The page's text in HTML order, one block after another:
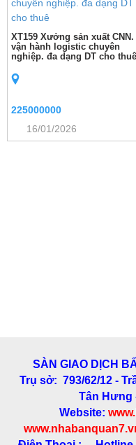
XT159 Xưởng sản xuất CNN.
vận hành logistic chuyên
nghiệp. đa dạng DT cho thuê
225000000
16/01/2026
SÀN GIAO DỊCH
Trụ sở: 793/62/12 -
Tân Hưng
Website: